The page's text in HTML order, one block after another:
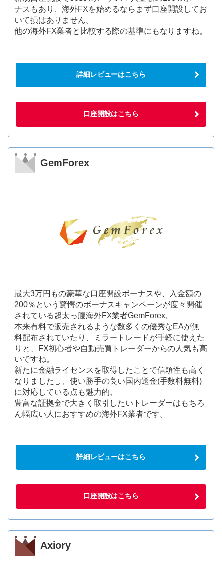
ナスもあり、海外FXを始めるならまず口座開設してお
いて損はありません。
他の海外FX業者と比較する際の基準にもなりますね。
詳細レビューはこちら
口座開設はこちら
GemForex
最大3万円もの豪華な口座開設ボーナスや、入金額の
200％という驚愕のボーナスキャンペーンが度々開催
されている超太っ腹海外FX業者GemForex。
本来有料で販売されるような数多くの優秀なEAが無
料配布されていたり、ミラートレードが手軽に使えた
りと、FX初心者や自動売買トレーダーからの人気も高
いですね。
新たに金融ライセンスを取得したことで信頼性も高く
なりましたし、使い勝手の良い国内送金(手数料無料)
に対応している点も魅力的。
豊富な証拠金で大きく取引したいトレーダーはもちろ
ん幅広い人におすすめの海外FX業者です。
詳細レビューはこちら
口座開設はこちら
Axiory